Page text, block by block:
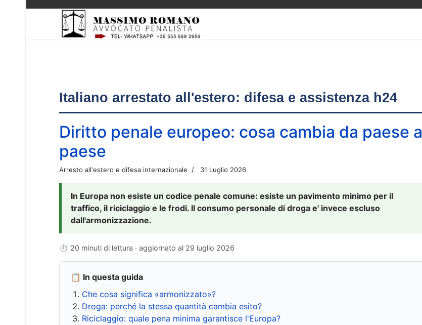
Italiano arrestato all'estero: difesa e assistenza h24
Diritto penale europeo: cosa cambia da paese a
paese
Arresto all'estero e difesa internazionale 31 Luglio 2026
In Europa non esiste un codice penale comune: esiste un pavimento minimo per il
traffico, il riciclaggio e le frodi. Il consumo personale di droga e' invece escluso
dall'armonizzazione.
⏱ 20 minuti di lettura · aggiornato al 29 luglio 2026
📋 In questa guida
Che cosa significa «armonizzato»?
Droga: perché la stessa quantità cambia esito?
Riciclaggio: quale pena minima garantisce l'Europa?